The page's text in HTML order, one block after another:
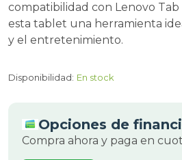
compatibilidad con Lenovo
esta tablet una herramienta
y el entretenimiento.
Disponibilidad: En stock
Opciones de
Compra ahora y paga en